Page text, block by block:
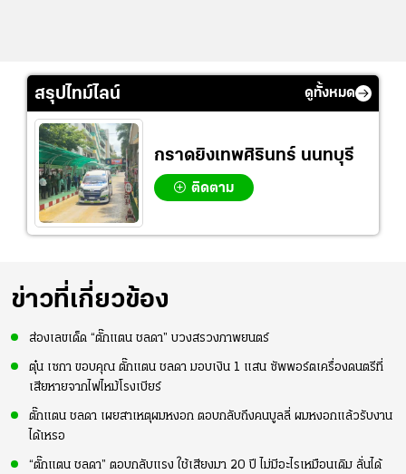
สรุปไทม์ไลน์ ดูทั้งหมด
กราดยิงเทพศิรินทร์ นนทบุรี
ติดตาม
ข่าวที่เกี่ยวข้อง
ส่องเลขเด็ด “ตั๊กแตน ชลดา” บวงสรวงภาพยนตร์
ตุ๋น เซกา ขอบคุณ ตั๊กแตน ชลดา มอบเงิน 1 แสน ซัพพอร์ตเครื่องดนตรีที่
เสียหายจากไฟไหม้โรงเบียร์
ตั๊กแตน ชลดา เผยสาเหตุผมหงอก ตอบกลับถึงคนบูลลี่ ผมหงอกแล้วรับงาน
ได้เหรอ
“ตั๊กแตน ชลดา” ตอบกลับแรง ใช้เสียงมา 20 ปี ไม่มีอะไรเหมือนเดิม ลั่นได้